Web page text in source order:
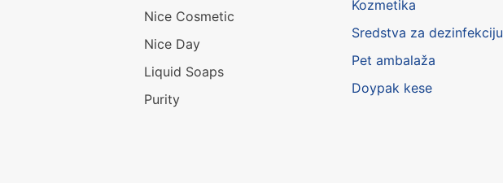
Nice Cosmetic
Nice Day
Liquid Soaps
Purity
Kozmetika
Sredstva za dezinfekciju
Pet ambalaža
Doypak kese